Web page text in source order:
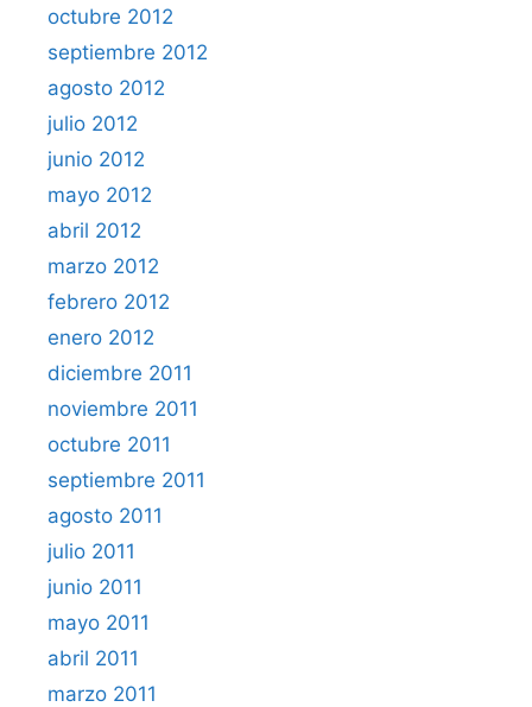
octubre 2012
septiembre 2012
agosto 2012
julio 2012
junio 2012
mayo 2012
abril 2012
marzo 2012
febrero 2012
enero 2012
diciembre 2011
noviembre 2011
octubre 2011
septiembre 2011
agosto 2011
julio 2011
junio 2011
mayo 2011
abril 2011
marzo 2011